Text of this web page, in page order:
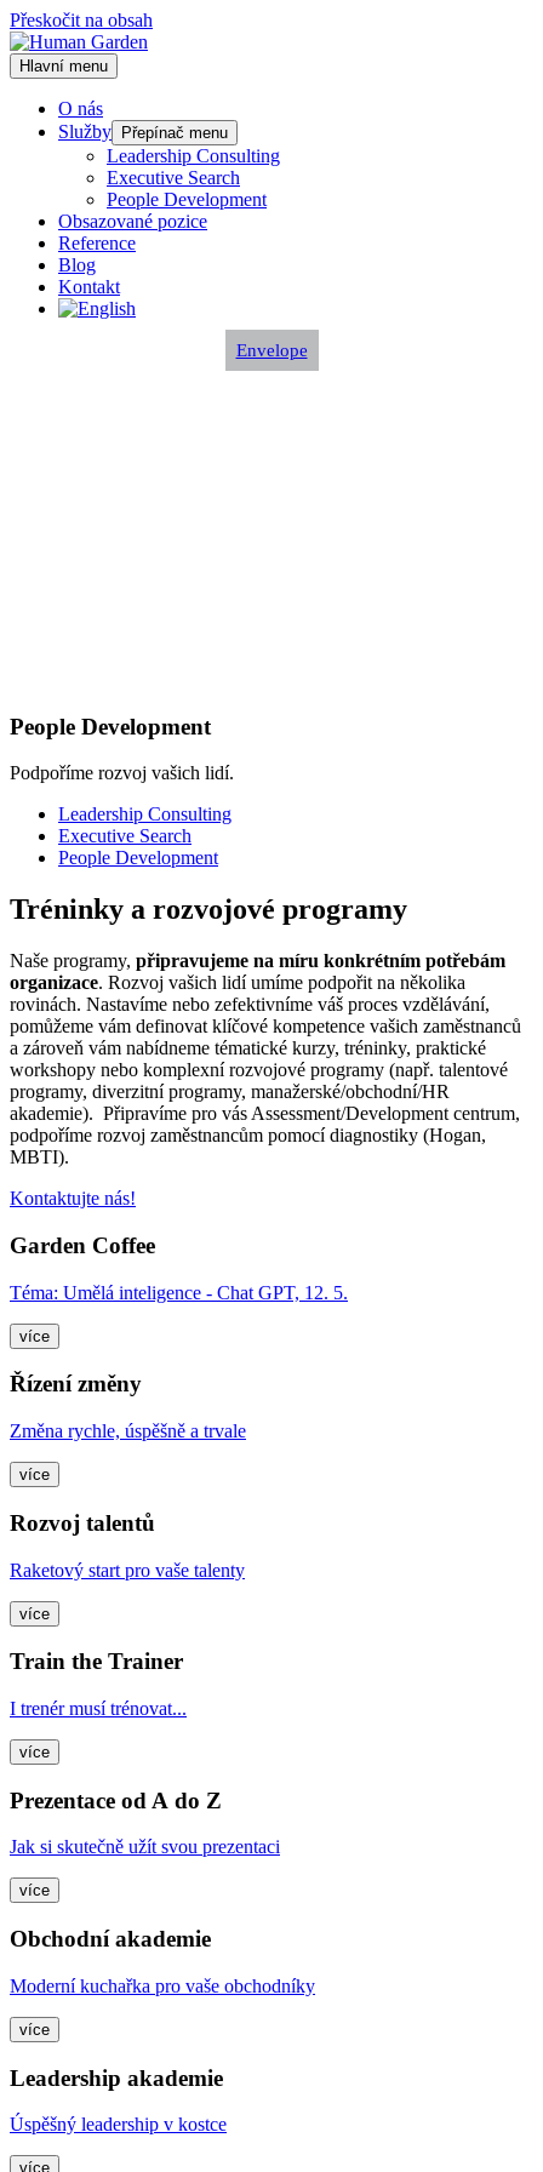
Přeskočit na obsah
Hlavní menu
O nás
Služby
Přepínač menu
Leadership Consulting
Executive Search
People Development
Obsazované pozice
Reference
Blog
Kontakt
Envelope
People Development
Podpoříme rozvoj vašich lidí.
Leadership Consulting
Executive Search
People Development
Tréninky a rozvojové programy
Naše programy, připravujeme na míru konkrétním potřebám
organizace. Rozvoj vašich lidí umíme podpořit na několika
rovinách. Nastavíme nebo zefektivníme váš proces vzdělávání,
pomůžeme vám definovat klíčové kompetence vašich zaměstnanců
a zároveň vám nabídneme tématické kurzy, tréninky, praktické
workshopy nebo komplexní rozvojové programy (např. talentové
programy, diverzitní programy, manažerské/obchodní/HR
akademie). Připravíme pro vás Assessment/Development centrum,
podpoříme rozvoj zaměstnancům pomocí diagnostiky (Hogan,
MBTI).
Kontaktujte nás!
Garden Coffee
Téma: Umělá inteligence - Chat GPT, 12. 5.
více
Řízení změny
Změna rychle, úspěšně a trvale
více
Rozvoj talentů
Raketový start pro vaše talenty
více
Train the Trainer
I trenér musí trénovat...
více
Prezentace od A do Z
Jak si skutečně užít svou prezentaci
více
Obchodní akademie
Moderní kuchařka pro vaše obchodníky
více
Leadership akademie
Úspěšný leadership v kostce
více